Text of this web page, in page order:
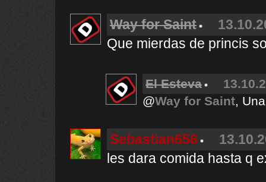
Way for Saint
Que mierdas de princis
El Esteva
@Way for Saint,
Sebastian656
les dara comida hasta q